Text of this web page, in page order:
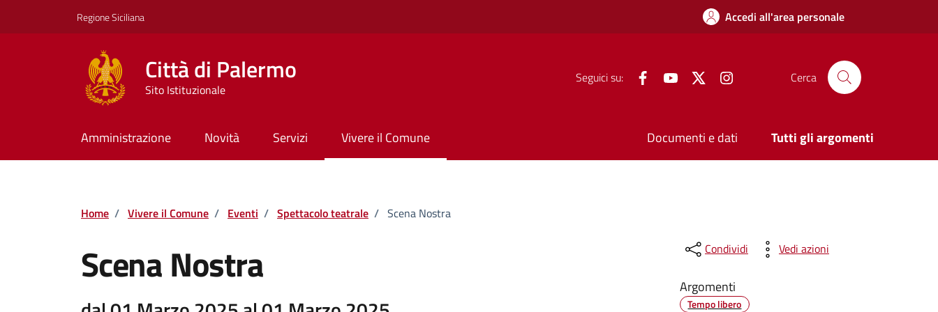
Regione Siciliana Accedi all'area personale
Città di Palermo
Sito Istituzionale
Seguici su: FacebookYouTube Twitter Cerca
Amministrazione Novità Servizi Vivere il Comune Documenti e dati Tutti gli argomenti
Home / Vivere il Comune / Eventi / Spettacolo teatrale / Scena Nostra
Scena Nostra Condividi Vedi azioni
Argomenti
Tempo libero